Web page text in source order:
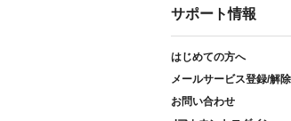
サポート情報
はじめての方へ
メールサービス登録/解除
お問い合わせ